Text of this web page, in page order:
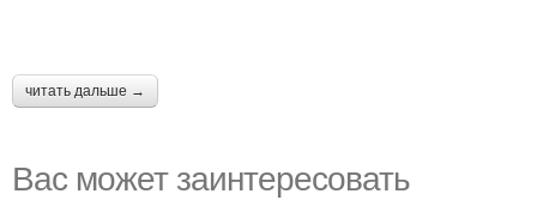
читать дальше →
Вас может заинтересовать